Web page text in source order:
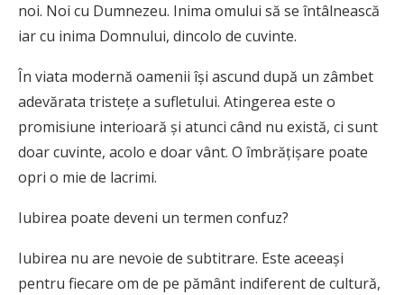
noi. Noi cu Dumnezeu. Inima omului să se întâlnească
iar cu inima Domnului, dincolo de cuvinte.
În viata modernă oamenii își ascund după un zâmbet
adevărata tristețe a sufletului. Atingerea este o
promisiune interioară și atunci când nu există, ci sunt
doar cuvinte, acolo e doar vânt. O îmbrățișare poate
opri o mie de lacrimi.
Iubirea poate deveni un termen confuz?
Iubirea nu are nevoie de subtitrare. Este aceeași
pentru fiecare om de pe pământ indiferent de cultură,